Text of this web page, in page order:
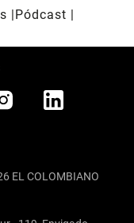
Pódcast
EL COLOMBIANO